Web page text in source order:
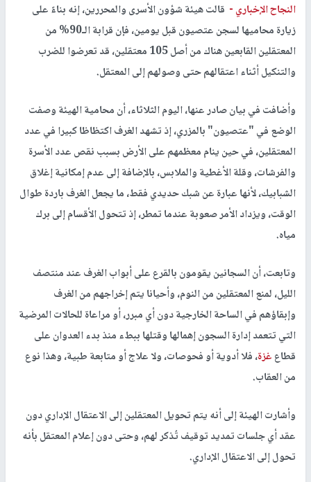
النجاح الإخباري - قالت هيئة شؤون الأسرى والمحررين، إنه بناءً على
زيارة محاميها لسجن عتصيون قبل يومين، فإن قرابة الـ90% من
المعتقلين القابعين هناك من أصل 105 معتقلين، قد تعرضوا للضرب
والتنكيل أثناء اعتقالهم حتى وصولهم إلى المعتقل.
وأضافت في بيان صادر عنها، اليوم الثلاثاء، أن محامية الهيئة وصفت
الوضع في "عتصيون" بالمزري، إذ تشهد الغرف اكتظاظا كبيرا في عدد
المعتقلين، في حين ينام معظمهم على الأرض بسبب نقص عدد الأسرة
والفرشات، وقلة الأغطية والملابس، بالإضافة إلى عدم إمكانية إغلاق
الشبابيك، لأنها عبارة عن شبك حديدي فقط، ما يجعل الغرف باردة طوال
الوقت، ويزداد الأمر صعوبة عندما تمطر، إذ تتحول الأقسام إلى برك
مياه.
وتابعت، أن السجانين يقومون بالقرع على أبواب الغرف عند منتصف
الليل، لمنع المعتقلين من النوم، وأحيانا يتم إخراجهم من الغرف
وإبقاؤهم في الساحة الخارجية دون أي مبرر، أو مراعاة للحالات المرضية
التي تتعمد إدارة السجون إهمالها وقتلها ببطء منذ بدء العدوان على
قطاعغزة، فلا أدوية أو فحوصات، ولا علاج أو متابعة طبية، وهذا نوع
من العقاب.
وأشارت الهيئة إلى أنه يتم تحويل المعتقلين إلى الاعتقال الإداري دون
عقد أي جلسات تمديد توقيف تُذكر لهم، وحتى دون إعلام المعتقل بأنه
تحول إلى الاعتقال الإداري.